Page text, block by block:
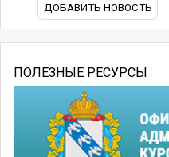
ДОБАВИТЬ НОВОСТЬ
ПОЛЕЗНЫЕ РЕСУРСЫ